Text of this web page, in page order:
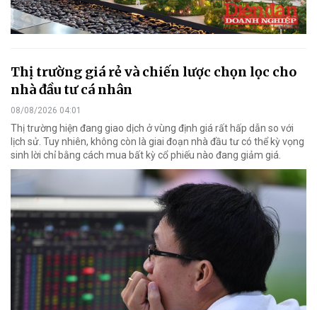
Thị trường giá rẻ và chiến lược chọn lọc cho
nhà đầu tư cá nhân
08/08/2026 04:01
Thị trường hiện đang giao dịch ở vùng định giá rất hấp dẫn so với
lịch sử. Tuy nhiên, không còn là giai đoạn nhà đầu tư có thể kỳ vọng
sinh lời chỉ bằng cách mua bất kỳ cổ phiếu nào đang giảm giá.